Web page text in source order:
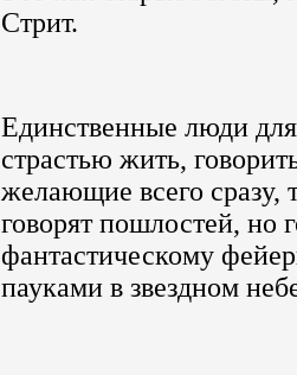
Стрит.
Единственные люди
страстью жить,
желающие всего сразу,
говорят пошлостей, но
фантастическому
пауками в звездном